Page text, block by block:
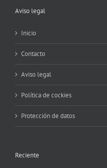
Aviso legal
Inicio
Contacto
Aviso legal
Política de cockies
Protección de datos
Reciente